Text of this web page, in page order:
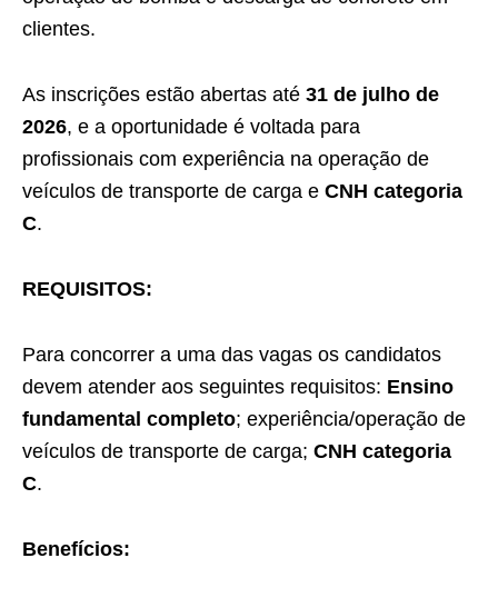
clientes.
As inscrições estão abertas até 31 de julho de
2026, e a oportunidade é voltada para
profissionais com experiência na operação de
veículos de transporte de carga e CNH categoria
C.
REQUISITOS:
Para concorrer a uma das vagas os candidatos
devem atender aos seguintes requisitos: Ensino
fundamental completo; experiência/operação de
veículos de transporte de carga; CNH categoria
C.
Benefícios: